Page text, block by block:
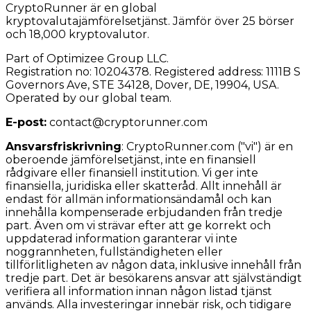
CryptoRunner är en global
kryptovalutajämförelsetjänst. Jämför över 25 börser
och 18,000 kryptovalutor.
Part of Optimizee Group LLC.
Registration no: 10204378. Registered address: 1111B S
Governors Ave, STE 34128, Dover, DE, 19904, USA.
Operated by our global team.
E-post: contact@cryptorunner.com
Ansvarsfriskrivning: CryptoRunner.com ("vi") är en
oberoende jämförelsetjänst, inte en finansiell
rådgivare eller finansiell institution. Vi ger inte
finansiella, juridiska eller skatteråd. Allt innehåll är
endast för allmän informationsändamål och kan
innehålla kompenserade erbjudanden från tredje
part. Även om vi strävar efter att ge korrekt och
uppdaterad information garanterar vi inte
noggrannheten, fullständigheten eller
tillförlitligheten av någon data, inklusive innehåll från
tredje part. Det är besökarens ansvar att självständigt
verifiera all information innan någon listad tjänst
används. Alla investeringar innebär risk, och tidigare